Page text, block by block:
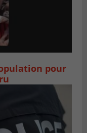
pour